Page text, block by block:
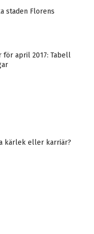
staden Florens
för april 2017: Tabell
kärlek eller karriär?